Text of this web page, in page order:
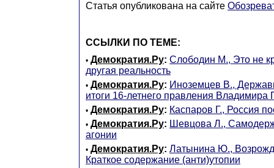
Статья опубликована на сайте
ССЫЛКИ ПО ТЕМЕ:
• Демократия.Ру: Слободин М., Это не
другая реальность
• Демократия.Ру: Иноземцев В.,
итоги 16-летнего правления Владимира
• Демократия.Ру: Каспаров Г., Россия
• Демократия.Ру: Шевцова Л.,
агонии
• Демократия.Ру: Латынина Ю.,
Краткое содержание (анти)утопии